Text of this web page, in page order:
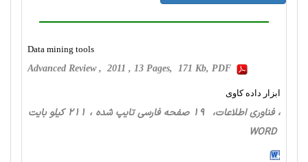
Data mining tools
Advanced Review , 2011 , 13 Pages, 171 Kb, PDF
ابزار داده کاوی
، فناوری اطلاعات، 19 صفحه فارسی تایپ شده ، 211 کیلو بایت
WORD